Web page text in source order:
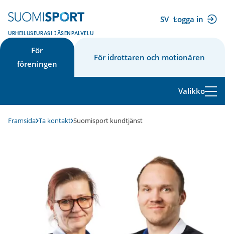
till
URHEILUSEURASI JÄSENPALVELU
SV Logga in
(extern
För
föreningen
För idrottaren och motionären
Valikko
Framsida Ta kontakt Suomisport kundtjänst